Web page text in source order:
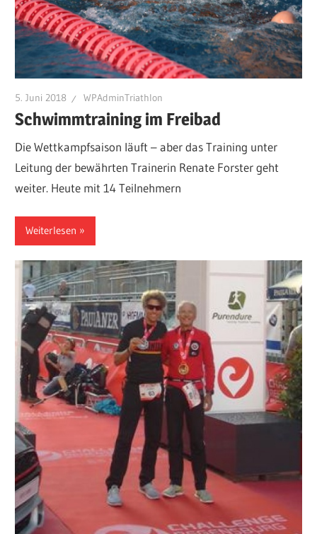
5. Juni 2018 WPAdminTriathlon
Schwimmtraining im Freibad
Die Wettkampfsaison läuft – aber das Training unter
Leitung der bewährten Trainerin Renate Forster geht
weiter. Heute mit 14 Teilnehmern
Weiterlesen